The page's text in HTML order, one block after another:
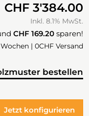
CHF 3'384.00
Inkl. 8.1% MwSt.
CHF 169.20 sparen!
| 0CHF Versand
bestellen
Jetzt konfigurieren